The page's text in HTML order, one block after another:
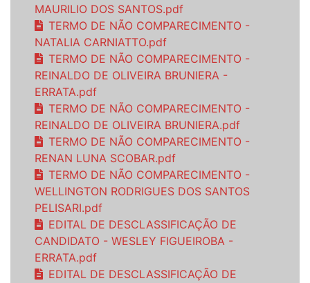
MAURILIO DOS SANTOS.pdf
TERMO DE NÃO COMPARECIMENTO -
NATALIA CARNIATTO.pdf
TERMO DE NÃO COMPARECIMENTO -
REINALDO DE OLIVEIRA BRUNIERA -
ERRATA.pdf
TERMO DE NÃO COMPARECIMENTO -
REINALDO DE OLIVEIRA BRUNIERA.pdf
TERMO DE NÃO COMPARECIMENTO -
RENAN LUNA SCOBAR.pdf
TERMO DE NÃO COMPARECIMENTO -
WELLINGTON RODRIGUES DOS SANTOS
PELISARI.pdf
EDITAL DE DESCLASSIFICAÇÃO DE
CANDIDATO - WESLEY FIGUEIROBA -
ERRATA.pdf
EDITAL DE DESCLASSIFICAÇÃO DE